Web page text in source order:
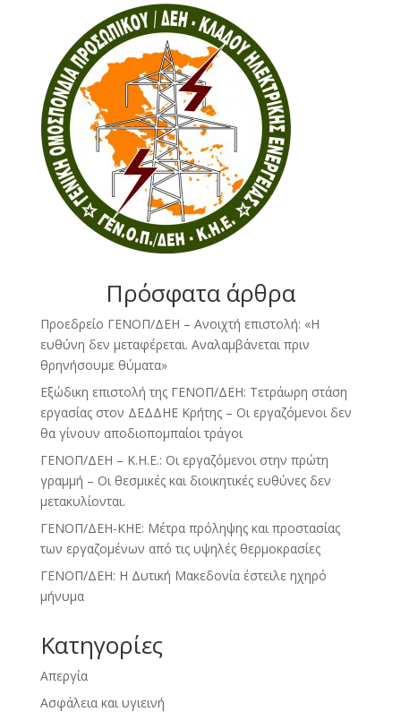
Πρόσφατα άρθρα
Προεδρείο ΓΕΝΟΠ/ΔΕΗ – Ανοιχτή επιστολή: «Η
ευθύνη δεν μεταφέρεται. Αναλαμβάνεται πριν
θρηνήσουμε θύματα»
Εξώδικη επιστολή της ΓΕΝΟΠ/ΔΕΗ: Τετράωρη στάση
εργασίας στον ΔΕΔΔΗΕ Κρήτης – Οι εργαζόμενοι δεν
θα γίνουν αποδιοπομπαίοι τράγοι
ΓΕΝΟΠ/ΔΕΗ – Κ.Η.Ε.: Οι εργαζόμενοι στην πρώτη
γραμμή – Οι θεσμικές και διοικητικές ευθύνες δεν
μετακυλίονται.
ΓΕΝΟΠ/ΔΕΗ-ΚΗΕ: Μέτρα πρόληψης και προστασίας
των εργαζομένων από τις υψηλές θερμοκρασίες
ΓΕΝΟΠ/ΔΕΗ: Η Δυτική Μακεδονία έστειλε ηχηρό
μήνυμα
Kατηγορίες
Απεργία
Ασφάλεια και υγιεινή